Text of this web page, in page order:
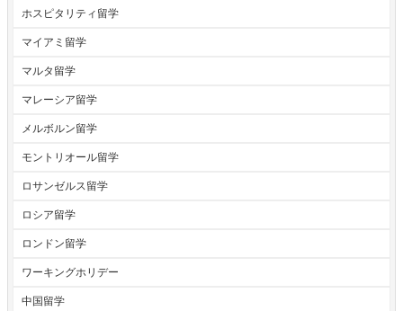
ホスピタリティ留学
マイアミ留学
マルタ留学
マレーシア留学
メルボルン留学
モントリオール留学
ロサンゼルス留学
ロシア留学
ロンドン留学
ワーキングホリデー
中国留学